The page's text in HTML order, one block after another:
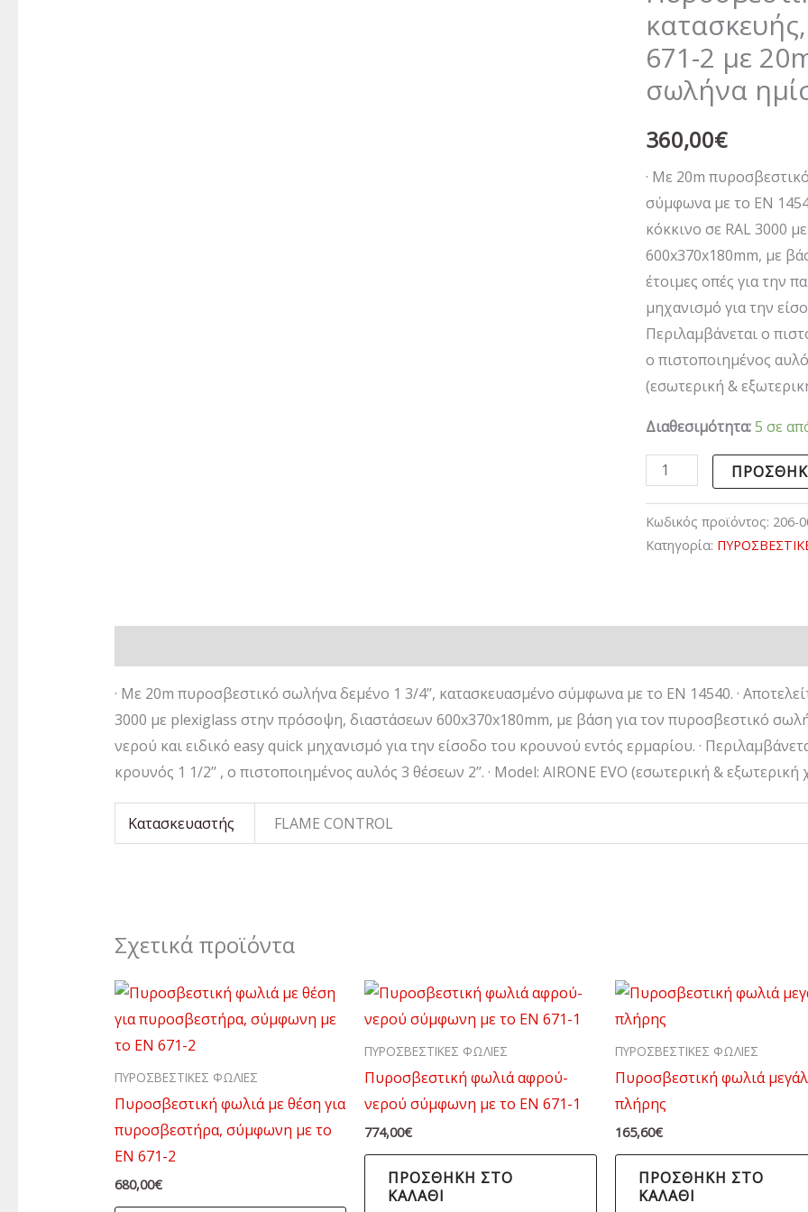
671-2 με
σωλήνα
360,00€
· Mε 20m
σύμφωνα με το EN
κόκκινο σε RAL 3000
600x370x180mm, με
έτοιμες οπές για την
μηχανισμό για την
Περιλαμβάνεται ο
ο πιστοποιημένος
(εσωτερική &
Διαθεσιμότητα:5 σε
με
το
EN
671-
με
πυροσβεστικό
σωλήνα
ημίσκληρο
ποσότητα
Κωδικός προϊόντος: 206-
Κατηγορία:
· Mε 20m πυροσβεστικό σωλήνα δεμένο 1 3/4’’, κατασκευασμένο σύμφωνα με το EN 14540. ·
3000 με plexiglass στην πρόσοψη, διαστάσεων 600x370x180mm, με βάση για τον πυροσβεστικό
νερού και ειδικό easy quick μηχανισμό για την είσοδο του κρουνού εντός ερμαρίου. ·
κρουνός 1 1/2’’ , ο πιστοποιημένος αυλός 3 θέσεων 2’’. · Model: AIRONE EVO (εσωτερική & εξωτερική
Κατασκευαστής FLAME CONTROL
Σχετικά προϊόντα
ΠΥΡΟΣΒΕΣΤΙΚΕΣ ΦΩΛΙΕΣ
Πυροσβεστική φωλιά με θέση για
πυροσβεστήρα, σύμφωνη με το
EN 671-2
680,00€
ΠΥΡΟΣΒΕΣΤΙΚΕΣ ΦΩΛΙΕΣ
Πυροσβεστική φωλιά αφρού-
νερού σύμφωνη με το EN 671-1
774,00€
ΠΡΟΣΘΉΚΗ ΣΤΟ
ΚΑΛΆΘΙ
ΠΥΡΟΣΒΕΣΤΙΚΕΣ ΦΩΛΙΕΣ
Πυροσβεστική φωλιά
πλήρης
165,60€
ΠΡΟΣΘΉΚΗ ΣΤΟ
ΚΑΛΆΘΙ